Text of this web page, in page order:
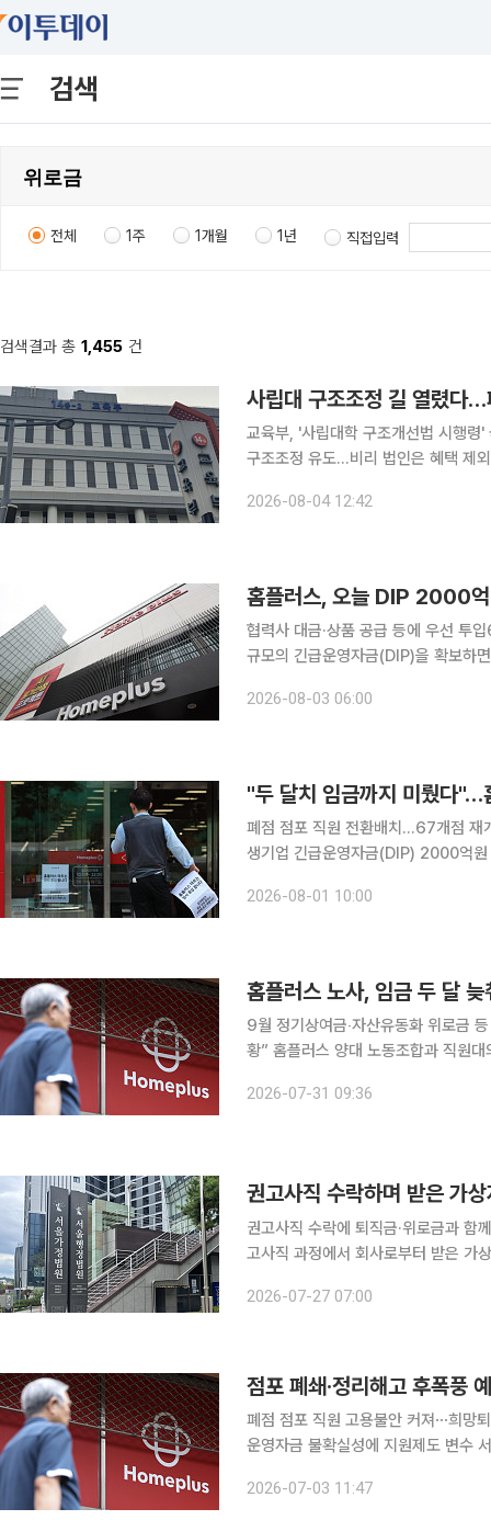
검색
전체 1주 1개월 1년 직접입력
검색결과 총 1,455 건
사립대 구조조정 길 열렸다…
교육부, '사립대학 구조개선법 시행
구조조정 유도…비리 법인은 혜택 제외 교육부가 학령인구 감소로 경영난을 겪는 사립대학의
편, 잔여재산 활용 특례를 도입해 대
2026-08-04 12:42
홈플러스, 오늘 DIP 2000
협력사 대금·상품 공급 등에 우선 투입67곳 재
규모의 긴급운영자금(DIP)을 확보하
이다. 3일 유통업계에 따르면 홈플
2026-08-03 06:00
"두 달치 임금까지 미뤘다"…
폐점 점포 직원 전환배치…67개점 재개 추
생기업 긴급운영자금(DIP) 2000억
있으며 노사가 임금 지급을 두 달 미
2026-08-01 10:00
홈플러스 노사, 임금 두 달
9월 정기상여금‧자산유동화 위로금
황” 홈플러스 양대 노동조합과 직원대의 기구인 한마음협의회가 영업 정상화와 자구계획 이행을 위
민주노총홈플러스일반노동조합(일반
2026-07-31 09:36
권고사직 수락하며 받은 가
권고사직 수락에 퇴직금·위로금과 함
고사직 과정에서 회사로부터 받은 가
회사에서 근무했던 A 씨 등이 동작·성
2026-07-27 07:00
폐점 점포 직원 고용불안 커져⋯희망
운영자금 불확실성에 지원제도 변수 서울회생법원이 홈플러스의 회생절차 폐지를 결정하면서 홈플
2026-07-03 11:47